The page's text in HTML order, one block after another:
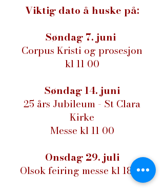
Viktig dato å huske på:
Søndag 7. juni
Corpus Kristi og prosesjon
kl 11 00
Søndag 14. juni
25 års Jubileum - St Clara
Kirke
Messe kl 11 00
Onsdag 29. juli
Olsok feiring messe kl 18 00